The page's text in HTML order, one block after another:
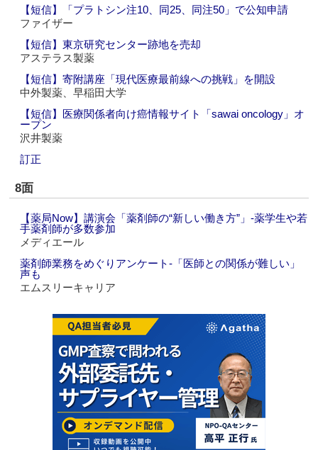
【短信】「プラトシン注10、同25、同注50」で公知申請
ファイザー
【短信】東京研究センター跡地を売却
アステラス製薬
【短信】寄附講座「現代医療最前線への挑戦」を開設
中外製薬、早稲田大学
【短信】医療関係者向け癌情報サイト「sawai oncology」オ
ープン
沢井製薬
訂正
8面
【薬局Now】講演会「薬剤師の“新しい働き方”」‐薬学生や若
手薬剤師が多数参加
メディエール
薬剤師業務をめぐりアンケート‐「医師との関係が難しい」
声も
エムスリーキャリア